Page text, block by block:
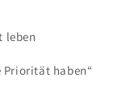
leben
Priorität haben“